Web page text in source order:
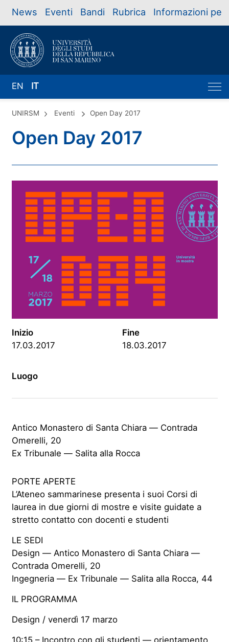
News Eventi Bandi Rubrica Informazioni per
EN IT
UNIRSM Eventi Open Day 2017
Open Day 2017
Inizio
17.03.2017
Fine
18.03.2017
Luogo
Antico Monastero di Santa Chiara — Contrada
Omerelli, 20
Ex Tribunale — Salita alla Rocca
PORTE APERTE
L’Ateneo sammarinese presenta i suoi Corsi di
laurea in due giorni di mostre e visite guidate a
stretto contatto con docenti e studenti
LE SEDI
Design — Antico Monastero di Santa Chiara —
Contrada Omerelli, 20
Ingegneria — Ex Tribunale — Salita alla Rocca, 44
IL PROGRAMMA
Design / venerdì 17 marzo